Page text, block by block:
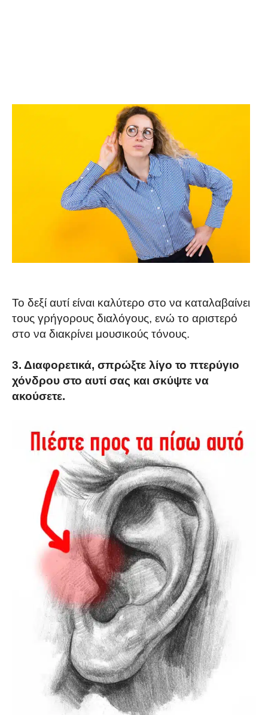
Το δεξί αυτί είναι καλύτερο στο να καταλαβαίνει
τους γρήγορους διαλόγους, ενώ το αριστερό
στο να διακρίνει μουσικούς τόνους.
3. Διαφορετικά, σπρώξτε λίγο το πτερύγιο
χόνδρου στο αυτί σας και σκύψτε να
ακούσετε.